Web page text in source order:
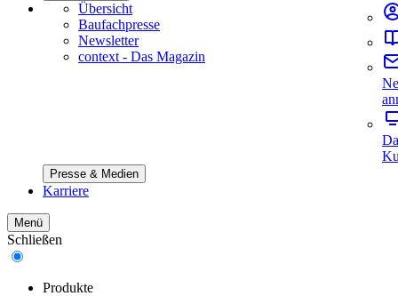
Übersicht
Baufachpresse
Newsletter
context - Das Magazin
Presse & Medien
Karriere
Menü
Schließen
Produkte